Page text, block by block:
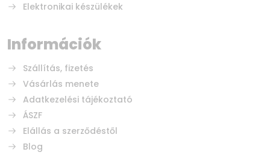
Elektronikai készülékek
Információk
Szállítás, fizetés
Vásárlás menete
Adatkezelési tájékoztató
ÁSZF
Elállás a szerződéstől
Blog